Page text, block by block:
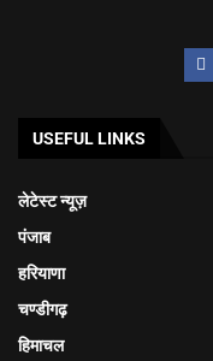
USEFUL LINKS
लेटेस्ट न्यूज़
पंजाब
हरियाणा
चण्डीगढ़
हिमाचल